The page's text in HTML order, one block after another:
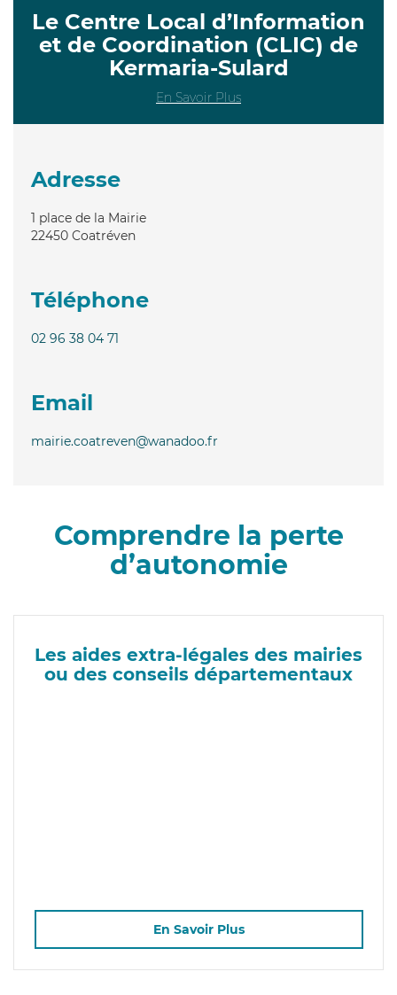
Le Centre Local d’Information
et de Coordination (CLIC) de
Kermaria-Sulard
En Savoir Plus
Adresse
1 place de la Mairie
22450 Coatréven
Téléphone
02 96 38 04 71
Email
mairie.coatreven@wanadoo.fr
Comprendre la perte
d’autonomie
Les aides extra-légales des mairies
ou des conseils départementaux
En Savoir Plus